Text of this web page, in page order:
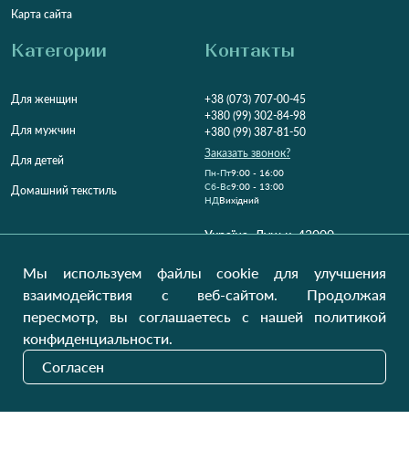
Карта сайта
Категории
Для женщин
Для мужчин
Для детей
Домашний текстиль
Контакты
+38 (073) 707-00-45
+380 (99) 302-84-98
+380 (99) 387-81-50
Заказать звонок?
Пн-Пт9:00 - 16:00
Cб-Вс9:00 - 13:00
НДВихідний
Україна, Луцьк, 43000
Наши обновления
Мы используем файлы cookie для улучшения
взаимодействия с веб-сайтом. Продолжая
пересмотр, вы соглашаетесь с нашей политикой
конфиденциальности.
Согласен